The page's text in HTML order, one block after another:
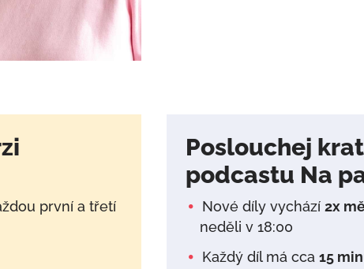
první a třetí
Poslouchej
podcastu Na
Nové díly vychází2x
neděli v 18:00
Každý díl má cca15